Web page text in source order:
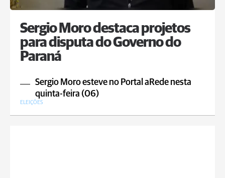
Sergio Moro destaca projetos
para disputa do Governo do
Paraná
Sergio Moro esteve no Portal aRede nesta
quinta-feira (06)
ELEIÇÕES